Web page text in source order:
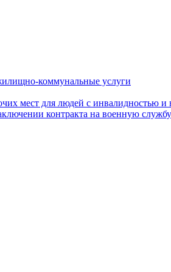
коммунальные услуги
мест для людей с инвалидностью
контракта на военную службу